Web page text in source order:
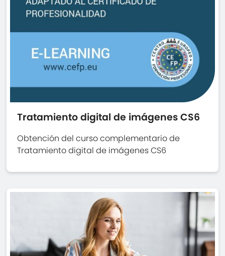
Tratamiento digital de imágenes CS6
Obtención del curso complementario de
Tratamiento digital de imágenes CS6